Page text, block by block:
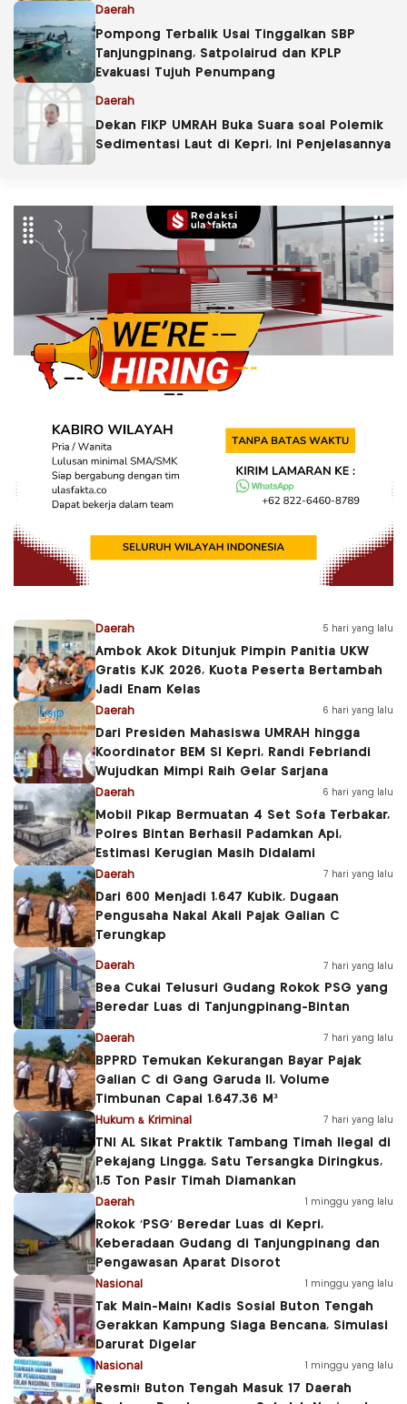
Daerah
Pompong Terbalik Usai Tinggalkan SBP
Tanjungpinang, Satpolairud dan KPLP
Evakuasi Tujuh Penumpang
Daerah
Dekan FIKP UMRAH Buka Suara soal Polemik
Sedimentasi Laut di Kepri, Ini Penjelasannya
Daerah 5 hari yang lalu
Ambok Akok Ditunjuk Pimpin Panitia UKW
Gratis KJK 2026, Kuota Peserta Bertambah
Jadi Enam Kelas
Daerah 6 hari yang lalu
Dari Presiden Mahasiswa UMRAH hingga
Koordinator BEM SI Kepri, Randi Febriandi
Wujudkan Mimpi Raih Gelar Sarjana
Daerah 6 hari yang lalu
Mobil Pikap Bermuatan 4 Set Sofa Terbakar,
Polres Bintan Berhasil Padamkan Api,
Estimasi Kerugian Masih Didalami
Daerah 7 hari yang lalu
Dari 600 Menjadi 1.647 Kubik, Dugaan
Pengusaha Nakal Akali Pajak Galian C
Terungkap
Daerah 7 hari yang lalu
Bea Cukai Telusuri Gudang Rokok PSG yang
Beredar Luas di Tanjungpinang-Bintan
Daerah 7 hari yang lalu
BPPRD Temukan Kekurangan Bayar Pajak
Galian C di Gang Garuda II, Volume
Timbunan Capai 1.647,36 M³
Hukum & Kriminal 7 hari yang lalu
TNI AL Sikat Praktik Tambang Timah Ilegal di
Pekajang Lingga, Satu Tersangka Diringkus,
1,5 Ton Pasir Timah Diamankan
Daerah 1 minggu yang lalu
Rokok ‘PSG’ Beredar Luas di Kepri,
Keberadaan Gudang di Tanjungpinang dan
Pengawasan Aparat Disorot
Nasional 1 minggu yang lalu
Tak Main-Main! Kadis Sosial Buton Tengah
Gerakkan Kampung Siaga Bencana, Simulasi
Darurat Digelar
Nasional 1 minggu yang lalu
Resmi! Buton Tengah Masuk 17 Daerah